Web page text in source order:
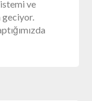
ve